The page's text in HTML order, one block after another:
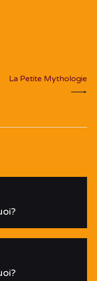
La Petite Mythologie